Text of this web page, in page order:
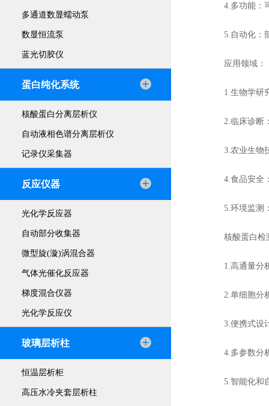
多通道数显蠕动泵
数显恒流泵
蓝光切胶仪
蛋白纯化系统
核酸蛋白分离层析仪
自动液相色谱分离层析仪
记录仪采集器
反应仪器
光化学反应器
自动部分收集器
微型旋(漩)涡混合器
气体光催化反应器
梯度混合仪器
光化学反应仪
玻璃层析柱
恒温层析柜
高压水冷夹套层析柱
4.多功能：可
5.自动化：部
应用领域：
1.生物学研究
2.临床诊断：
3.农业生物技
4.食品安全：
5.环境监测：
核酸蛋白检
1.高通量分析
2.单细胞分析
3.便携式设计
4.多参数分析
5.智能化和自